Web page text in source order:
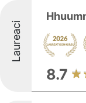
Laureaci
8.7